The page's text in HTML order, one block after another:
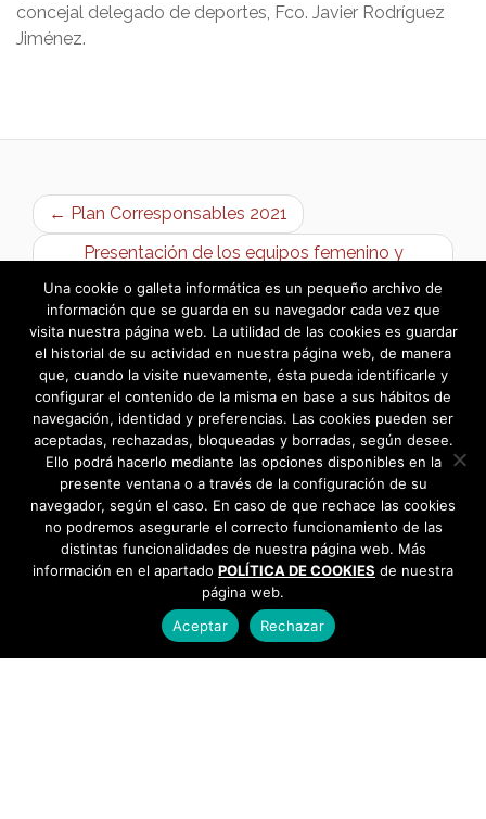
concejal delegado de deportes, Fco. Javier Rodríguez
Jiménez.
← Plan Corresponsables 2021
Presentación de los equipos femenino y
masculino del A.D. Bargas →
Una cookie o galleta informática es un pequeño archivo de
información que se guarda en su navegador cada vez que
visita nuestra página web. La utilidad de las cookies es guardar
el historial de su actividad en nuestra página web, de manera
que, cuando la visite nuevamente, ésta pueda identificarle y
configurar el contenido de la misma en base a sus hábitos de
navegación, identidad y preferencias. Las cookies pueden ser
aceptadas, rechazadas, bloqueadas y borradas, según desee.
Ello podrá hacerlo mediante las opciones disponibles en la
presente ventana o a través de la configuración de su
navegador, según el caso. En caso de que rechace las cookies
no podremos asegurarle el correcto funcionamiento de las
distintas funcionalidades de nuestra página web. Más
información en el apartado POLÍTICA DE COOKIES de nuestra
página web.
Aceptar
Rechazar